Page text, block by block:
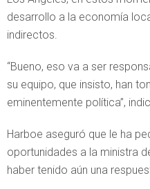
desarrollo a la economía
indirectos.
“Bueno, eso va a ser
su equipo, que insisto, han
eminentemente política”,
Harboe aseguró que le ha
oportunidades a la ministra
haber tenido aún una